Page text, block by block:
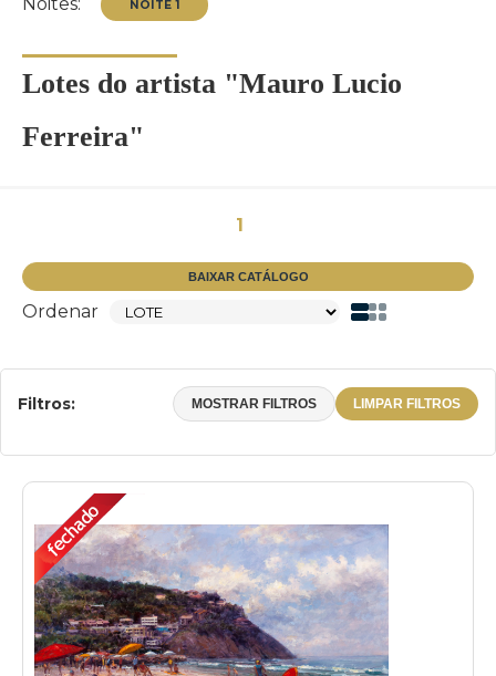
Lotes do artista "Mauro Lucio
Ferreira"
1
BAIXAR CATÁLOGO
Ordenar
Filtros: MOSTRAR FILTROS LIMPAR FILTROS